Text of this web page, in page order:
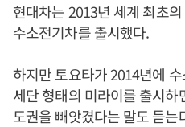
현대차는 2013년 세계 최초
수소전기차를 출시했다.
하지만 토요타가 2014년에
세단 형태의 미라이를 출시
도권을 빼앗겼다는 말도 듣는